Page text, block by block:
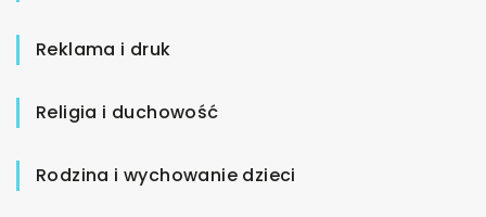
Reklama i druk
Religia i duchowość
Rodzina i wychowanie dzieci